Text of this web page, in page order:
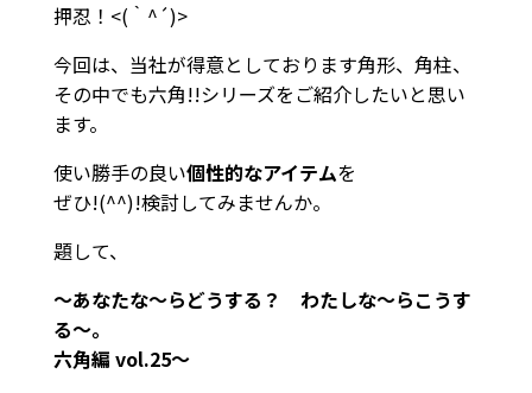
押忍！<(｀^´)>
今回は、当社が得意としております角形、角柱、
その中でも六角!!シリーズをご紹介したいと思い
ます。
使い勝手の良い個性的なアイテムを
ぜひ!(^^)!検討してみませんか。
題して、
～あなたな～らどうする？ わたしな～らこうす
る～。
六角編 vol.25～